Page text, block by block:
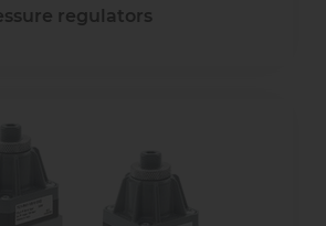
regulators